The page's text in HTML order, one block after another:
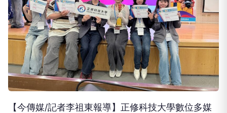
【今傳媒/記者李祖東報導】正修科技大學數位多媒